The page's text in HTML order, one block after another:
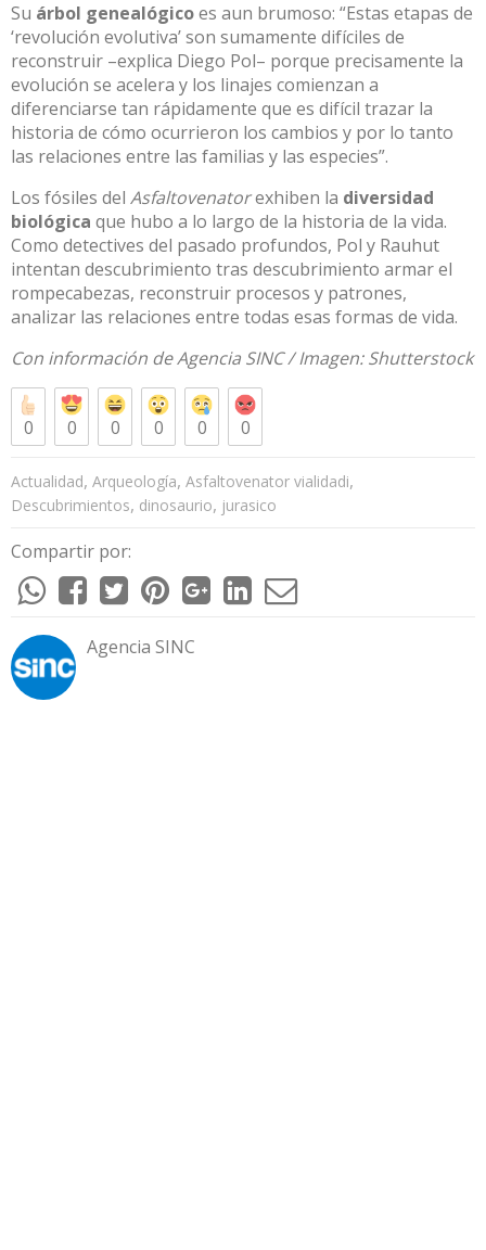
Su árbol genealógicoes aun brumoso: “Estas etapas de
‘revolución evolutiva’ son sumamente difíciles de
reconstruir –explica Diego Pol– porque precisamente la
evolución se acelera y los linajes comienzan a
diferenciarse tan rápidamente que es difícil trazar la
historia de cómo ocurrieron los cambios y por lo tanto
las relaciones entre las familias y las especies”.
Los fósiles del Asfaltovenatorexhiben la diversidad
biológica que hubo a lo largo de la historia de la vida.
Como detectives del pasado profundos, Pol y Rauhut
intentan descubrimiento tras descubrimiento armar el
rompecabezas, reconstruir procesos y patrones,
analizar las relaciones entre todas esas formas de vida.
Con información deAgencia SINC/ Imagen:Shutterstock
0 0 0 0 0 0
Actualidad, Arqueología, Asfaltovenator vialidadi,
Descubrimientos, dinosaurio, jurasico
Compartir por:
Agencia SINC